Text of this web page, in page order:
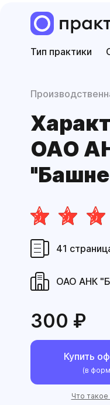
Тип практики
ОАО
41
ОАО АНК
300 ₽
Купить
(в
Что